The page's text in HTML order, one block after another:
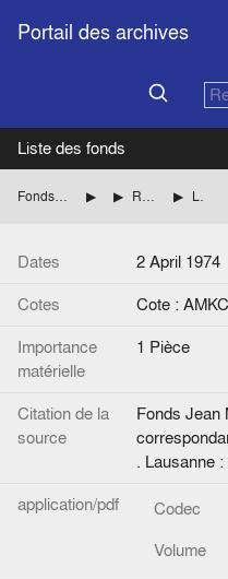
Portail des archives
Liste des fonds
Fonds Jean Monnet : Comité d'action, correspondance ROYAUME-UNI
RIPPON Geoffrey (Parti conservateur britannique) Lettre de Jean Monnet à G. Rippon.
Dates
2 April 1974
Cotes
Cote :
Importance
matérielle
1 Pièce
Citation de la
source
Fonds Jean
. Lausanne
application/pdf
Codec
Volume